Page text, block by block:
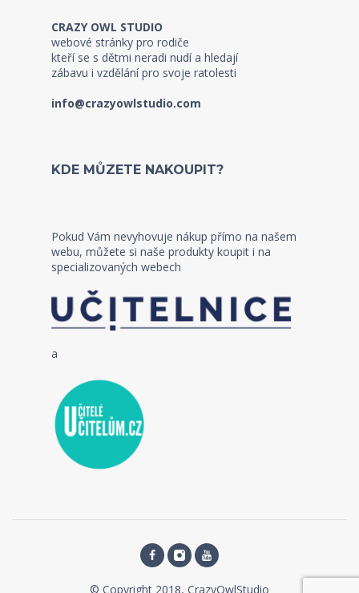
CRAZY OWL STUDIO
webové stránky pro rodiče
kteří se s dětmi neradi nudí a hledají
zábavu i vzdělání pro svoje ratolesti
info@crazyowlstudio.com
KDE MŮZETE NAKOUPIT?
Pokud Vám nevyhovuje nákup přímo na našem
webu, můžete si naše produkty koupit i na
specializovaných webech
a
© Copyright 2018, CrazyOwlStudio